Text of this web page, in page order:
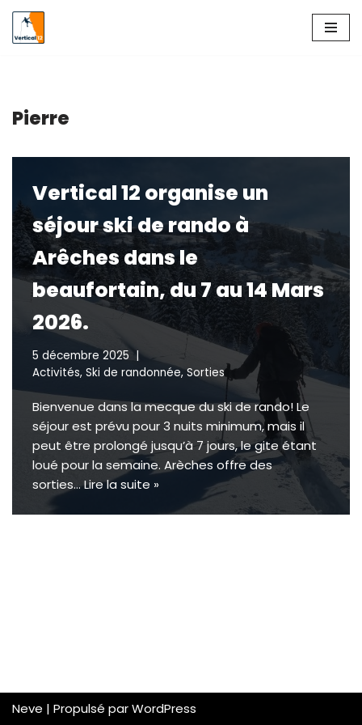
Aller
Pierre
Vertical 12 organise un
séjour ski de rando à
Arêches dans le
beaufortain, du 7 au 14 Mars
2026.
5 décembre 2025
Activités, Ski de randonnée,Sorties
Bienvenue dans la mecque du ski de rando! Le
séjour est prévu pour 3 nuits minimum, mais il
peut être prolongé jusqu’à 7 jours, le gite étant
loué pour la semaine. Arèches offre des
sorties…Lire la suite »
Neve | Propulsé parWordPress